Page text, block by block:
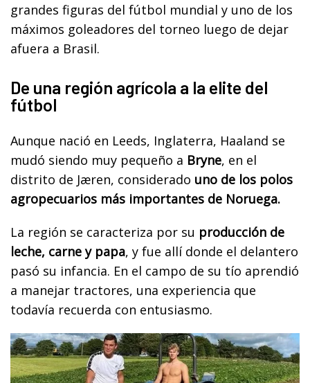
grandes figuras del fútbol mundial y uno de los
máximos goleadores del torneo luego de dejar
afuera a Brasil.
De una región agrícola a la elite del
fútbol
Aunque nació en Leeds, Inglaterra, Haaland se
mudó siendo muy pequeño a Bryne, en el
distrito de Jæren, considerado uno de los polos
agropecuarios más importantes de Noruega.
La región se caracteriza por su producción de
leche, carne y papa, y fue allí donde el delantero
pasó su infancia. En el campo de su tío aprendió
a manejar tractores, una experiencia que
todavía recuerda con entusiasmo.